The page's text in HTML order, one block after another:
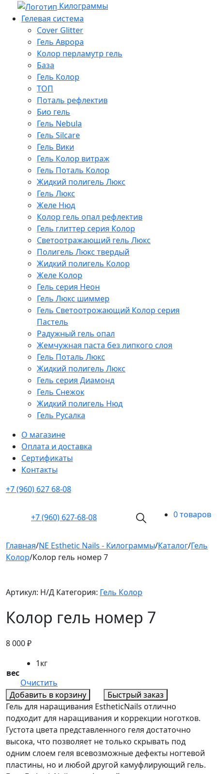
Килограммы
Гелевая система
Cover Glitter
Гель Аврора
Колор перламутр гель
База
Гель Колор
ТОП
Поталь рефлектив
Био гель
Гель Nebula
Гель Silcare
Гель Вики
Гель Колор витраж
Гель Поталь Колор
Жидкий полигель Люкс
Гель Люкс
Желе Нюд
Колор гель опал рефлектив
Гель глиттер серия Колор
Светоотражающий гель Люкс
Полигель Люкс твердый
Жидкий полигель Колор
Желе Колор
Гель серия Неон
Гель Люкс шиммер
Гель Светоотрожающий Колор серия
Пастель
Радужный гель опал
Жемчужная паста без липкого слоя
Гель Поталь Люкс
Жидкий полигель Люкс
Гель серия Диамонд
Гель Снежок
Жидкий полигель Нюд
Гель Русалка
О магазине
Оплата и доставка
Cертификаты
Контакты
+7 (960) 627 68-08
+7 (960) 627-68-08 0 товаров
Главная/NE Esthetic Nails - Килограммы/Каталог/Гель
Колор/Колор гель номер 7
Артикул: Н/Д Категория: Гель Колор
Колор гель номер 7
8 000₽
вес
1кг
Очистить
Добавить в корзину
Быстрый заказ
Гель для наращивания EstheticNails отлично
подходит для наращивания и коррекции ноготков.
Густота цвета представленного геля достаточно
высока, что позволяет не только скрывать под
одним слоем геля всевозможные дефекты ногтевой
пластины, но и любой другой камуфлирующий гель.